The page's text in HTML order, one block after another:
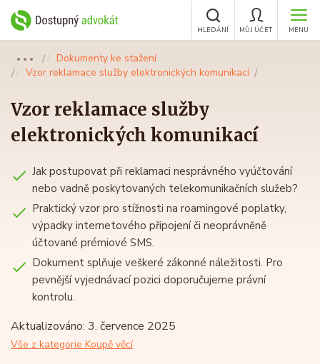
MENU
MŮJ ÚČET
HLEDÁNÍ
●●●
Dokumenty ke stažení
Vzor reklamace služby elektronických komunikací
Vzor reklamace služby
elektronických komunikací
Jak postupovat při reklamaci nesprávného vyúčtování
nebo vadně poskytovaných telekomunikačních služeb?
Praktický vzor pro stížnosti na roamingové poplatky,
výpadky internetového připojení či neoprávněně
účtované prémiové SMS.
Dokument splňuje veškeré zákonné náležitosti. Pro
pevnější vyjednávací pozici doporučujeme právní
kontrolu.
Aktualizováno: 3. července 2025
Vše z kategorie Koupě věcí